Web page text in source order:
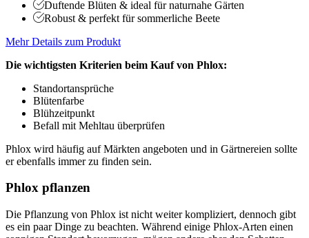
Duftende Blüten & ideal für naturnahe Gärten
Robust & perfekt für sommerliche Beete
Mehr Details zum Produkt
Die wichtigsten Kriterien beim Kauf von Phlox:
Standortansprüche
Blütenfarbe
Blühzeitpunkt
Befall mit Mehltau überprüfen
Phlox wird häufig auf Märkten angeboten und in Gärtnereien sollte
er ebenfalls immer zu finden sein.
Phlox pflanzen
Die Pflanzung von Phlox ist nicht weiter kompliziert, dennoch gibt
es ein paar Dinge zu beachten. Während einige Phlox-Arten einen